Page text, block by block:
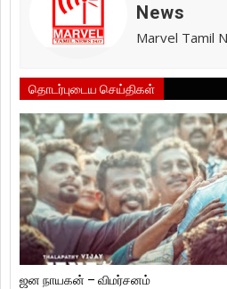
News
Marvel Tamil
தொடர்புடைய செய்திகள்
ஜன நாயகன் – விமர்சனம்